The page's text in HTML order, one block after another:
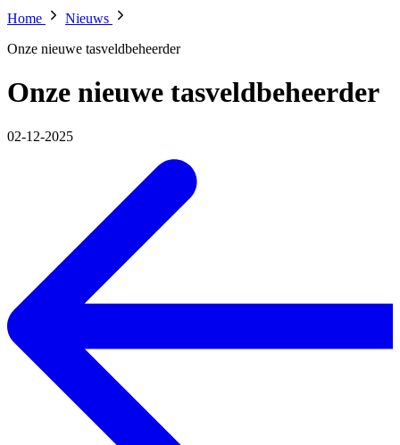
Home
Nieuws
Onze nieuwe tasveldbeheerder
Onze nieuwe tasveldbeheerder
02-12-2025